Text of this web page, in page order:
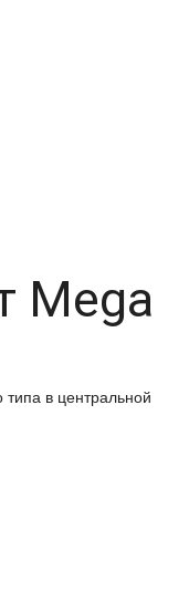
Mega
в центральной